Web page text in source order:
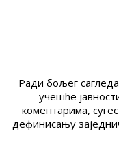
Ради бољег
учешће
коментарима,
дефинисању